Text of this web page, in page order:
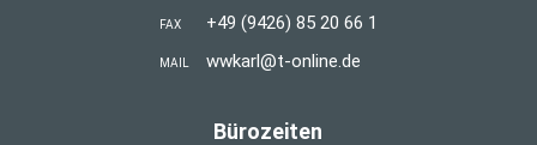
FAX +49 (9426) 85 20 66 1
MAIL wwkarl@t-online.de
Bürozeiten